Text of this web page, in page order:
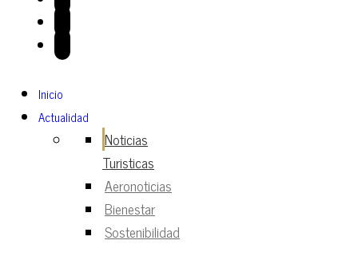
Inicio
Actualidad
Noticias
Turisticas
Aeronoticias
Bienestar
Sostenibilidad